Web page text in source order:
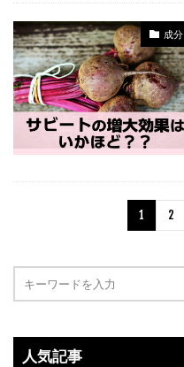
成分
1 2
人気記事